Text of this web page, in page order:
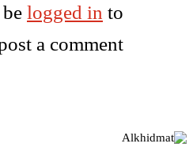
logged in to
a comment.